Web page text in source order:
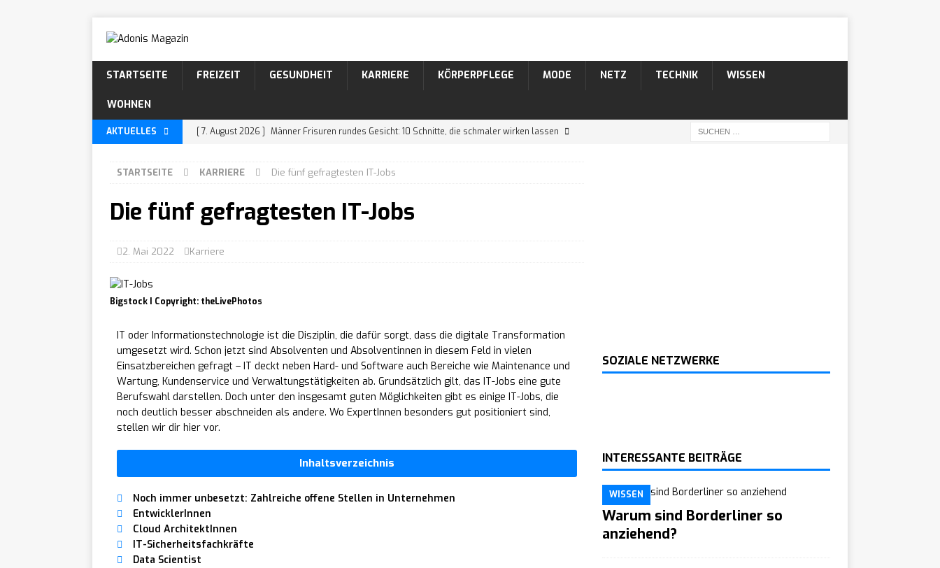
STARTSEITE FREIZEIT GESUNDHEIT KARRIERE KÖRPERPFLEGE MODE NETZ TECHNIK WISSEN
WOHNEN
AKTUELLES [ 7. August 2026 ] Männer Frisuren rundes Gesicht: 10 Schnitte, die schmaler wirken lassen
[ 5. August 2026 ] Männer Frisuren dünnes Haar: 10 Schnitte, die volleres Haar zaubern
WISSEN
[ 4. August 2026 ]
KÖRPERPFLEGE
[ 29. Juli 2026 ]
STARTSEITE KARRIERE Die fünf gefragtesten IT-Jobs
Die fünf gefragtesten IT-Jobs
2. Mai 2022 Karriere
Bigstock I Copyright: theLivePhotos
IT oder Informationstechnologie ist die Disziplin, die dafür sorgt, dass die digitale Transformation
umgesetzt wird. Schon jetzt sind Absolventen und Absolventinnen in diesem Feld in vielen
Einsatzbereichen gefragt – IT deckt neben Hard- und Software auch Bereiche wie Maintenance und
Wartung, Kundenservice und Verwaltungstätigkeiten ab. Grundsätzlich gilt, das IT-Jobs eine gute
Berufswahl darstellen. Doch unter den insgesamt guten Möglichkeiten gibt es einige IT-Jobs, die
noch deutlich besser abschneiden als andere. Wo ExpertInnen besonders gut positioniert sind,
stellen wir dir hier vor.
Inhaltsverzeichnis
Noch immer unbesetzt: Zahlreiche offene Stellen in Unternehmen
EntwicklerInnen
Cloud ArchitektInnen
IT-Sicherheitsfachkräfte
Data Scientist
SOZIALE NETZWERKE
INTERESSANTE BEITRÄGE
WISSEN
Warum sind Borderliner so
anziehend?